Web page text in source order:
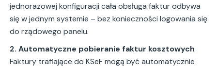
jednorazowej konfiguracji cała obsługa faktur odbywa
się w jednym systemie – bez konieczności logowania się
do rządowego panelu.
2. Automatyczne pobieranie faktur kosztowych
Faktury trafiające do KSeF mogą być automatycznie